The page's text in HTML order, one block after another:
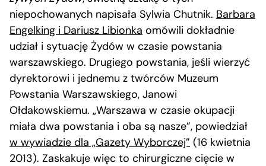
niepochowanych napisała Sylwia Chutnik. Barbara
Engelking i Dariusz Libionka omówili dokładnie
udział i sytuację Żydów w czasie powstania
warszawskiego. Drugiego powstania, jeśli wierzyć
dyrektorowi i jednemu z twórców Muzeum
Powstania Warszawskiego, Janowi
Ołdakowskiemu. „Warszawa w czasie okupacji
miała dwa powstania i oba są nasze”, powiedział
w wywiadzie dla „Gazety Wyborczej” (16 kwietnia
2013). Zaskakuje więc to chirurgiczne cięcie w